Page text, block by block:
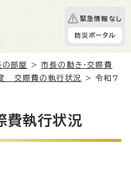
緊急情報なし
防災ポータル
の部屋 >市長の動き・交際費
交際費の執行状況
> 令和7
執行状況